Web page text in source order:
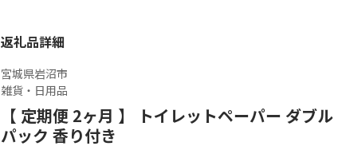
返礼品詳細
宮城県岩沼市
雑貨・日用品
【 定期便 2ヶ月 】 トイレットペーパー ダブ
パック 香り付き